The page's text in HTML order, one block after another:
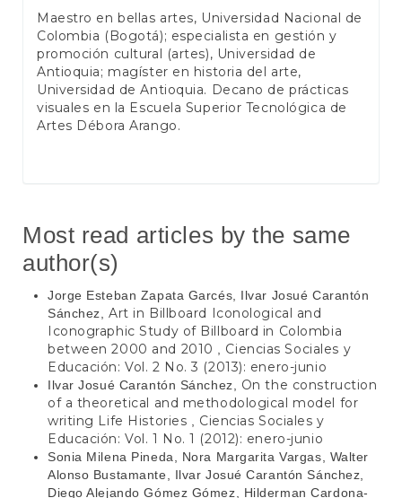
Maestro en bellas artes, Universidad Nacional de
Colombia (Bogotá); especialista en gestión y
promoción cultural (artes), Universidad de
Antioquia; magíster en historia del arte,
Universidad de Antioquia. Decano de prácticas
visuales en la Escuela Superior Tecnológica de
Artes Débora Arango.
Most read articles by the same
author(s)
Jorge Esteban Zapata Garcés, Ilvar Josué Carantón
Sánchez,Art in Billboard Iconological and
Iconographic Study of Billboard in Colombia
between 2000 and 2010 , Ciencias Sociales y
Educación: Vol. 2 No. 3 (2013): enero-junio
Ilvar Josué Carantón Sánchez, On the construction
of a theoretical and methodological model for
writing Life Histories , Ciencias Sociales y
Educación: Vol. 1 No. 1 (2012): enero-junio
Sonia Milena Pineda, Nora Margarita Vargas, Walter
Alonso Bustamante, Ilvar Josué Carantón Sánchez,
Diego Alejando Gómez Gómez, Hilderman Cardona-